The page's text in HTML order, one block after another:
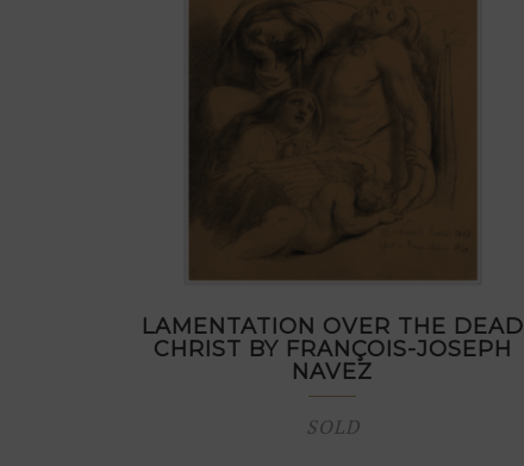
LAMENTATION OVER THE DEAD
CHRIST BY FRANÇOIS-JOSEPH
NAVEZ
SOLD